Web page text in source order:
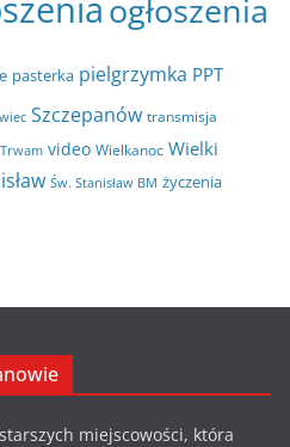
ogłoszenia
pasterka pielgrzymka PPT
Szczepanów transmisja
video Wielkanoc Wielki
Św. Stanisław BM życzenia
miejscowości, która